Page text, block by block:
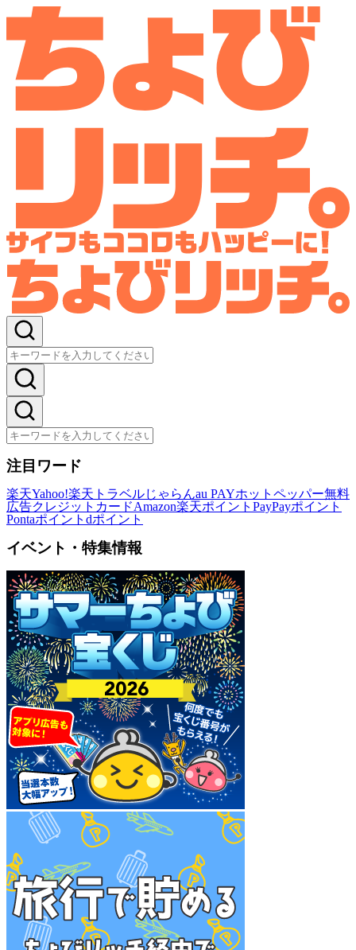
注目ワード
楽天Yahoo!楽天トラベルじゃらんau PAYホットペッパー無料
広告クレジットカードAmazon楽天ポイント PayPayポイント
Pontaポイント dポイント
イベント・特集情報